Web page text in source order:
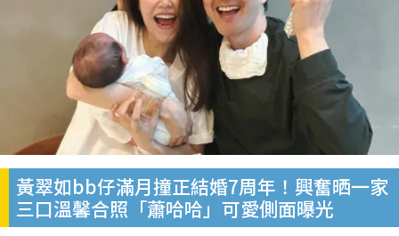
黃翠如bb仔滿月撞正結婚7周年！興奮晒一家
三口溫馨合照「蕭哈哈」可愛側面曝光